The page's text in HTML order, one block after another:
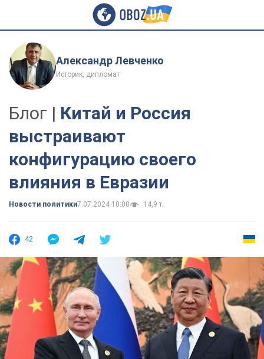
Александр Левченко
Историк, дипломат
Блог | Китай и Россия
выстраивают
конфигурацию своего
влияния в Евразии
Новости политики7.07.2024 10:00 14,9 т.
42